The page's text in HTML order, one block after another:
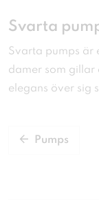
Svarta
Svarta pumps är
damer som gillar
elegans över sig
Pumps